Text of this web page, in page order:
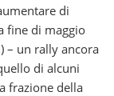
di
fine di maggio
– un rally ancora
di alcuni
frazione della